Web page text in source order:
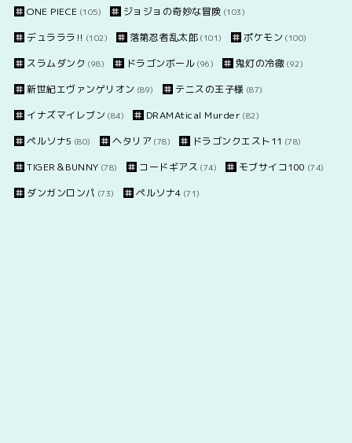
ONE PIECE (105) ジョジョの奇妙な冒険 (103)
デュラララ!! (102) 落第忍者乱太郎 (101) ポケモン (100)
スラムダンク (98) ドラゴンボール (96) 鬼灯の冷徹 (92)
新世紀エヴァンゲリオン (89) テニスの王子様 (87)
イナズマイレブン (84) DRAMAtical Murder (82)
ペルソナ5 (80) ヘタリア (78) ドラゴンクエスト11 (78)
TIGER＆BUNNY (78) コードギアス (74) モブサイコ100 (74)
ダンガンロンパ (73) ペルソナ4 (71)